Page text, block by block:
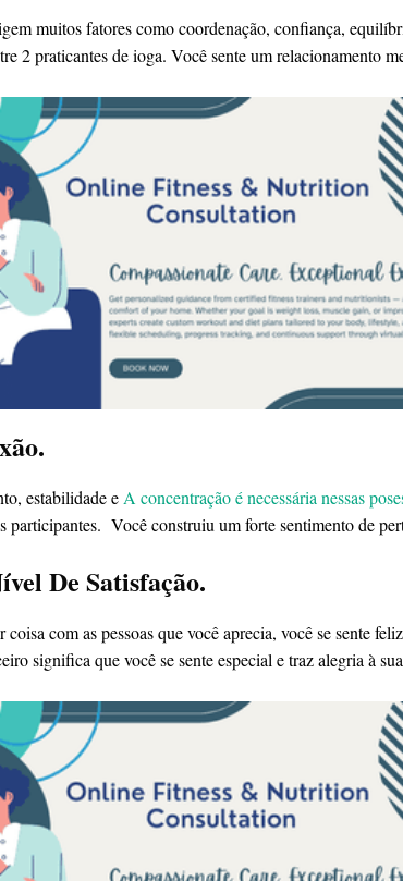
muitos fatores como coordenação, confiança,
2 praticantes de ioga. Você sente um relacionamento
estabilidade e A concentração é necessária nessas
participantes. Você construiu um forte sentimento de
De Satisfação.
com as pessoas que você aprecia, você se sente
significa que você se sente especial e traz alegria à